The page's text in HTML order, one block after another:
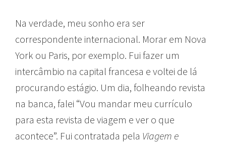
Na verdade, meu sonho era ser
correspondente internacional. Morar em Nova
York ou Paris, por exemplo. Fui fazer um
intercâmbio na capital francesa e voltei de lá
procurando estágio. Um dia, folheando revista
na banca, falei “Vou mandar meu currículo
para esta revista de viagem e ver o que
acontece”. Fui contratada pela Viagem e